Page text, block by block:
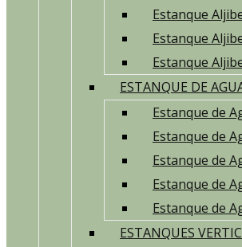
Estanque
Estanque
Estanque
ESTANQUE DE
Estanque de
Estanque de
Estanque de
Estanque de
Estanque de
ESTANQUES